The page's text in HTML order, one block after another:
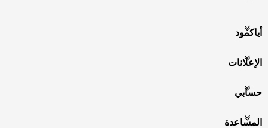
أياكمود
الإعلانات
حسابي
المساعدة